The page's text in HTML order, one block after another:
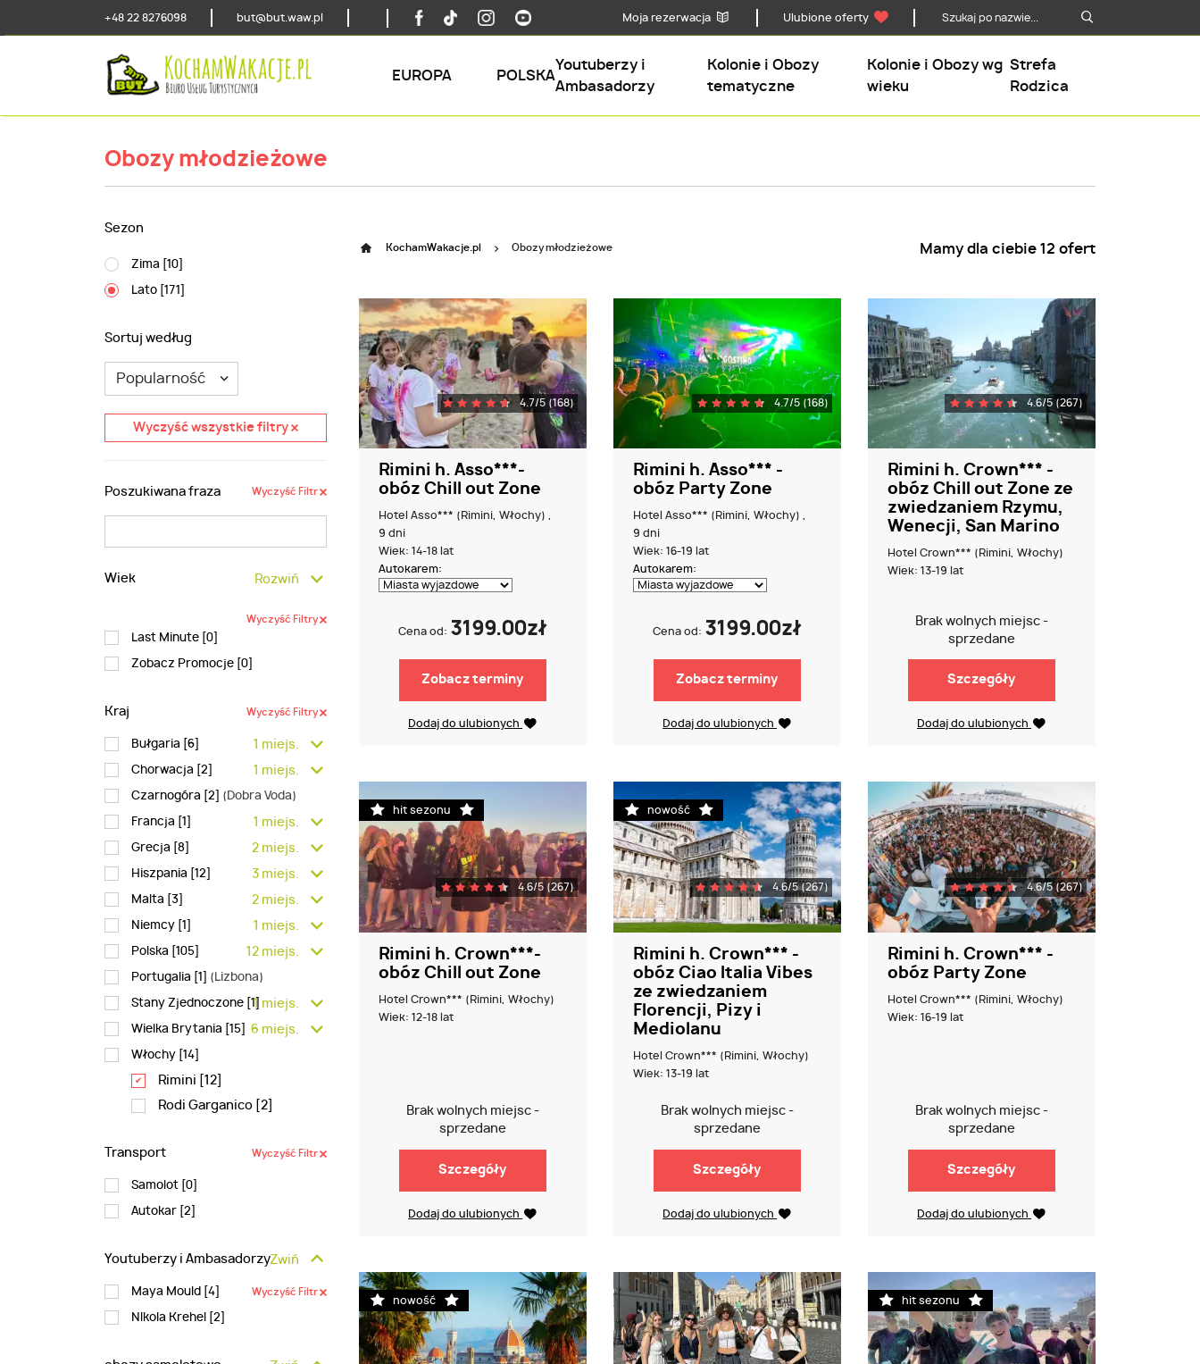
+48 22 8276098 but@but.waw.pl Moja rezerwacja Ulubione oferty
EUROPA POLSKA
Youtuberzy i
Ambasadorzy
Kolonie i Obozy
tematyczne
Kolonie i Obozy wg
wieku
Strefa
Rodzica
Obozy młodzieżowe
Sezon
Zima [ 10
Lato [ 171
Sortuj według
Popularność
Wyczyść wszystkie filtry
Poszukiwana fraza Wyczyść Filtr
Wiek Rozwiń
Wyczyść Filtry
Last Minute [ 0
Zobacz Promocje [ 0
Kraj Wyczyść Filtry
Bułgaria [ 6 1 miejs.
Chorwacja [ 2 1 miejs.
Czarnogóra [ 2 (Dobra Voda)
Francja [ 1 1 miejs.
Grecja [ 8 2 miejs.
Hiszpania [ 12 3 miejs.
Malta [ 3 2 miejs.
Niemcy [ 1 1 miejs.
Polska [ 105 12 miejs.
Portugalia [ 1 (Lizbona)
Stany Zjednoczone [ 1]
1 miejs.
Wielka Brytania [ 15 6 miejs.
Włochy [ 14
Rimini [ 12
Rodi Garganico [ 2
Transport Wyczyść Filtr
Samolot [ 0
Autokar [ 2
Youtuberzy i AmbasadorzyZwiń
Wyczyść Filtr
Maya Mould [ 4
NIkola Krehel [ 2
KochamWakacje.pl Obozy młodzieżowe Mamy dla ciebie 12 ofert
4.7/5 (168)
Rimini h. Asso***-
obóz Chill out Zone
Hotel Asso*** (Rimini, Włochy) ,
9 dni
Wiek: 14-18 lat
Autokarem:
Cena od: 3199.00zł
Zobacz terminy
Dodaj do ulubionych
4.7/5 (168)
Rimini h. Asso*** -
obóz Party Zone
Hotel Asso*** (Rimini, Włochy) ,
9 dni
Wiek: 16-19 lat
Autokarem:
Cena od: 3199.00zł
Zobacz terminy
Dodaj do ulubionych
4.6/5 (267)
Rimini h. Crown*** -
obóz Chill out Zone ze
zwiedzaniem Rzymu,
Wenecji, San Marino
Hotel Crown*** (Rimini, Włochy)
Wiek: 13-19 lat
Brak wolnych miejsc -
sprzedane
Szczegóły
Dodaj do ulubionych
4.6/5 (267)
hit sezonu
Rimini h. Crown***-
obóz Chill out Zone
Hotel Crown*** (Rimini, Włochy)
Wiek: 12-18 lat
Brak wolnych miejsc -
sprzedane
Szczegóły
Dodaj do ulubionych
4.6/5 (267)
nowość
Rimini h. Crown*** -
obóz Ciao Italia Vibes
ze zwiedzaniem
Florencji, Pizy i
Mediolanu
Hotel Crown*** (Rimini, Włochy)
Wiek: 13-19 lat
Brak wolnych miejsc -
sprzedane
Szczegóły
Dodaj do ulubionych
4.6/5 (267)
Rimini h. Crown*** -
obóz Party Zone
Hotel Crown*** (Rimini, Włochy)
Wiek: 16-19 lat
Brak wolnych miejsc -
sprzedane
Szczegóły
Dodaj do ulubionych
nowość hit sezonu